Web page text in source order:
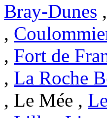
Bray-Dunes ,
,
, Fort de
, La Roche
, Le Mée ,